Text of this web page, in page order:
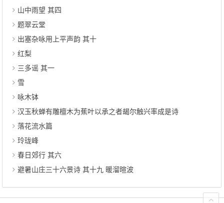
山中雨望 其四
题翠云堂
出塞杂咏用上平声韵 其十
红梨
三多谣 其一
雪
咏木钵
汉玉秋蝉有雕檀木为蕉叶以承之者朅尔触兴率成是诗
落花流水篇
玲珑峰
春日郊行 其六
避暑山庄三十六景诗 其十九 暖溜暄波